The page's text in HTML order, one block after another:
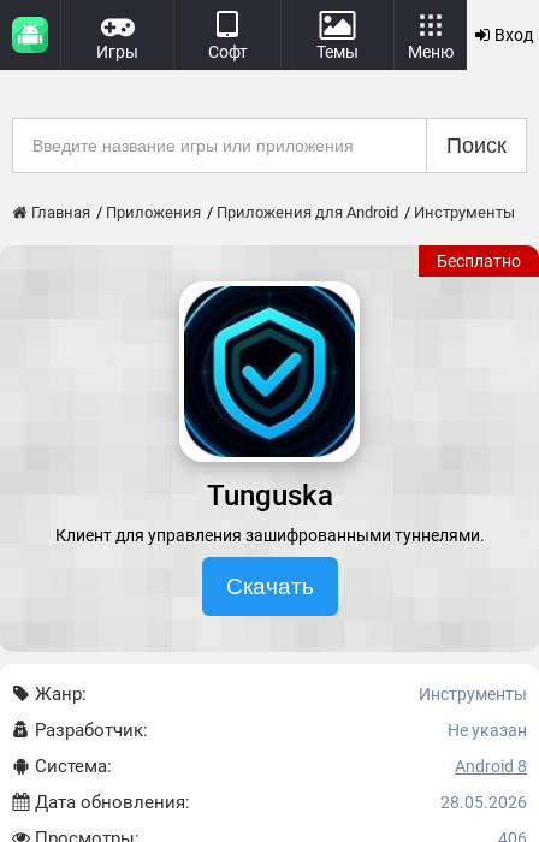
Игры Софт Темы Меню
Вход
Поиск
Главная Приложения Приложения для Android Инструменты
Бесплатно
Tunguska
Клиент для управления зашифрованными туннелями.
Скачать
Жанр: Инструменты
Разработчик: Не указан
Система: Android 8
Дата обновления: 28.05.2026